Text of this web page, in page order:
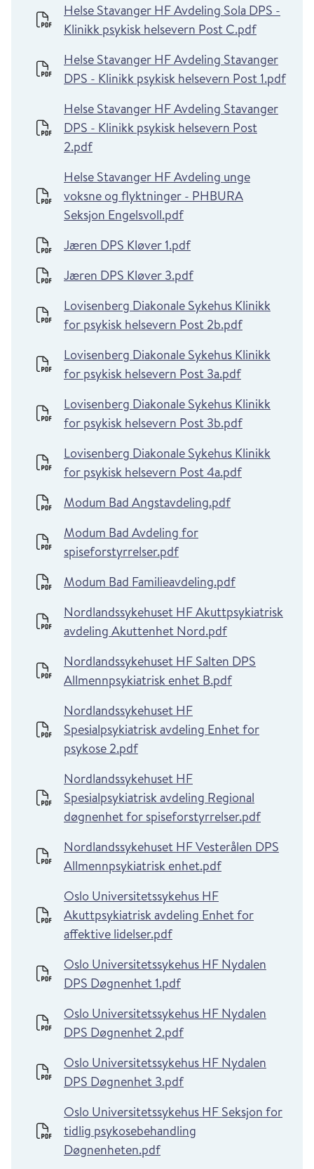
Helse Stavanger HF Avdeling Sola DPS -
Klinikk psykisk helsevern Post C.pdf
Helse Stavanger HF Avdeling Stavanger
DPS - Klinikk psykisk helsevern Post 1.pdf
Helse Stavanger HF Avdeling Stavanger
DPS - Klinikk psykisk helsevern Post
2.pdf
Helse Stavanger HF Avdeling unge
voksne og flyktninger - PHBURA
Seksjon Engelsvoll.pdf
Jæren DPS Kløver 1.pdf
Jæren DPS Kløver 3.pdf
Lovisenberg Diakonale Sykehus Klinikk
for psykisk helsevern Post 2b.pdf
Lovisenberg Diakonale Sykehus Klinikk
for psykisk helsevern Post 3a.pdf
Lovisenberg Diakonale Sykehus Klinikk
for psykisk helsevern Post 3b.pdf
Lovisenberg Diakonale Sykehus Klinikk
for psykisk helsevern Post 4a.pdf
Modum Bad Angstavdeling.pdf
Modum Bad Avdeling for
spiseforstyrrelser.pdf
Modum Bad Familieavdeling.pdf
Nordlandssykehuset HF Akuttpsykiatrisk
avdeling Akuttenhet Nord.pdf
Nordlandssykehuset HF Salten DPS
Allmennpsykiatrisk enhet B.pdf
Nordlandssykehuset HF
Spesialpsykiatrisk avdeling Enhet for
psykose 2.pdf
Nordlandssykehuset HF
Spesialpsykiatrisk avdeling Regional
døgnenhet for spiseforstyrrelser.pdf
Nordlandssykehuset HF Vesterålen DPS
Allmennpsykiatrisk enhet.pdf
Oslo Universitetssykehus HF
Akuttpsykiatrisk avdeling Enhet for
affektive lidelser.pdf
Oslo Universitetssykehus HF Nydalen
DPS Døgnenhet 1.pdf
Oslo Universitetssykehus HF Nydalen
DPS Døgnenhet 2.pdf
Oslo Universitetssykehus HF Nydalen
DPS Døgnenhet 3.pdf
Oslo Universitetssykehus HF Seksjon for
tidlig psykosebehandling
Døgnenheten.pdf